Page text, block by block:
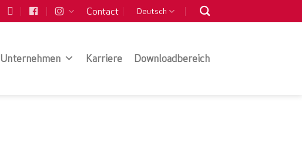
Contact Deutsch
Unternehmen Karriere Downloadbereich